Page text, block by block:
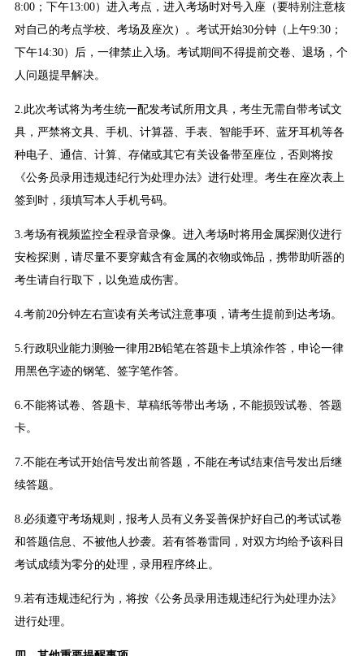
8:00；下午13:00）进入考点，进入考场时对号入座（要特别注意核
对自己的考点学校、考场及座次）。考试开始30分钟（上午9:30；
下午14:30）后，一律禁止入场。考试期间不得提前交卷、退场，个
人问题提早解决。
2.此次考试将为考生统一配发考试所用文具，考生无需自带考试文
具，严禁将文具、手机、计算器、手表、智能手环、蓝牙耳机等各
种电子、通信、计算、存储或其它有关设备带至座位，否则将按
《公务员录用违规违纪行为处理办法》进行处理。考生在座次表上
签到时，须填写本人手机号码。
3.考场有视频监控全程录音录像。进入考场时将用金属探测仪进行
安检探测，请尽量不要穿戴含有金属的衣物或饰品，携带助听器的
考生请自行取下，以免造成伤害。
4.考前20分钟左右宣读有关考试注意事项，请考生提前到达考场。
5.行政职业能力测验一律用2B铅笔在答题卡上填涂作答，申论一律
用黑色字迹的钢笔、签字笔作答。
6.不能将试卷、答题卡、草稿纸等带出考场，不能损毁试卷、答题
卡。
7.不能在考试开始信号发出前答题，不能在考试结束信号发出后继
续答题。
8.必须遵守考场规则，报考人员有义务妥善保护好自己的考试试卷
和答题信息、不被他人抄袭。若有答卷雷同，对双方均给予该科目
考试成绩为零分的处理，录用程序终止。
9.若有违规违纪行为，将按《公务员录用违规违纪行为处理办法》
进行处理。